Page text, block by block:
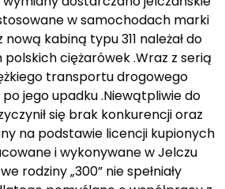
w samochodach marki
nową kabiną typu 311 należał do
ciężarówek .Wraz z serią
transportu drogowego
jego upadku .Niewątpliwie do
się brak konkurencji oraz
na podstawie licencji kupionych
i wykonywane w Jelczu
rodziny „300” nie spełniały